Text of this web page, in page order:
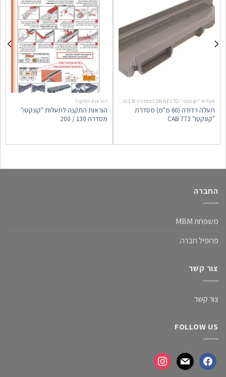
תעלות "קונקטו" CONNECTO מסדרה 200/130 למעמס קל - בינוני
תעלה רדודה (60 מ"מ) מסדרת
"קונקטו" CAB 773
הוראות התקנה
הוראות התקנה לתעלות "קונקטו"
מסדרה 130 / 200
החברה
משפחת MBM
פרופיל חברה
צור קשר
צור קשר
FOLLOW US